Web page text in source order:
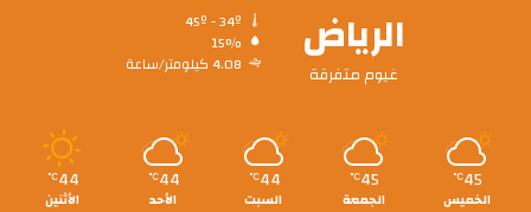
الرياض
غيوم متفرقة
15%
4.08 كيلومتر/ساعة
45
℃
الخميس
45
℃
الجمعة
44
℃
السبت
44
℃
الأحد
44
℃
الأثنين